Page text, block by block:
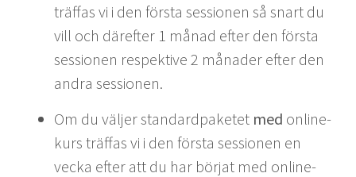
träffas vi i den första sessionen så snart du
vill och därefter 1 månad efter den första
sessionen respektive 2 månader efter den
andra sessionen.
Om du väljer standardpaketet med online-
kurs träffas vi i den första sessionen en
vecka efter att du har börjat med online-